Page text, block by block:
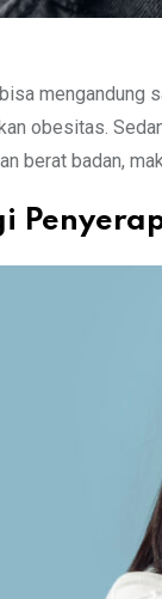
mengandung
obesitas.
berat badan,